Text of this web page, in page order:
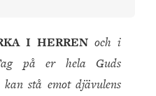
I HERREN och i
på er hela Guds
stå emot djävulens